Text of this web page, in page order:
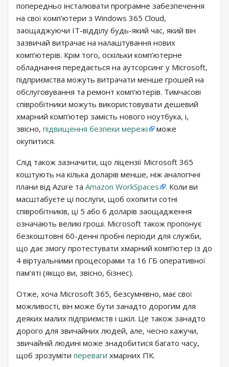
попередньо інсталювати програмне забезпечення
на свої комп’ютери з Windows 365 Cloud,
заощаджуючи ІТ-відділу будь-який час, який він
зазвичай витрачає на налаштування нових
комп’ютерів. Крім того, оскільки комп’ютерне
обладнання передається на аутсорсинг у Microsoft,
підприємства можуть витрачати менше грошей на
обслуговування та ремонт комп’ютерів. Тимчасові
співробітники можуть використовувати дешевий
хмарний комп’ютер замість нового ноутбука, і,
звісно, ​​підвищення безпеки мережі
може
окупитися.
Слід також зазначити, що ліцензії Microsoft 365
коштують на кілька доларів менше, ніж аналогічні
плани від Azure та Amazon WorkSpaces
. Коли ви
масштабуєте ці послуги, щоб охопити сотні
співробітників, ці 5 або 6 доларів заощадження
означають великі гроші. Microsoft також пропонує
безкоштовні 60-денні пробні періоди для служби,
що дає змогу протестувати хмарний комп’ютер із до
4 віртуальними процесорами та 16 ГБ оперативної
пам’яті (якщо ви, звісно, ​​бізнес).
Отже, хоча Microsoft 365, безсумнівно, має свої
можливості, він може бути занадто дорогим для
деяких малих підприємств і шкіл. Це також занадто
дорого для звичайних людей, але, чесно кажучи,
звичайній людині може знадобитися багато часу,
щоб зрозуміти переваги хмарних ПК.